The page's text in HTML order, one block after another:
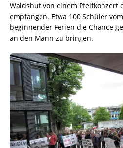
Waldshut von einem Pfeifkonzert
empfangen. Etwa 100 Schüler
beginnender Ferien die Chance
an den Mann zu bringen.